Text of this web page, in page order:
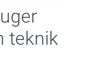
teknik